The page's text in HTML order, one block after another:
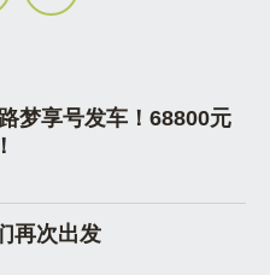
梦享号发车！68800元
再次出发